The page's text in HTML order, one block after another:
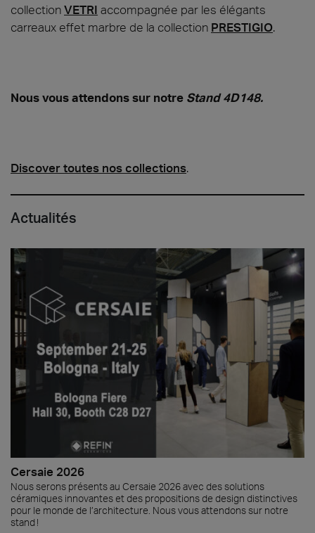
collectionVETRI accompagnée par les élégants
carreaux effet marbre de la collection PRESTIGIO.
Nous vous attendons sur notre Stand 4D148.
Discover toutes nos collections.
Actualités
Cersaie 2026
Nous serons présents au Cersaie 2026 avec des solutions
céramiques innovantes et des propositions de design distinctives
pour le monde de l’architecture. Nous vous attendons sur notre
stand !